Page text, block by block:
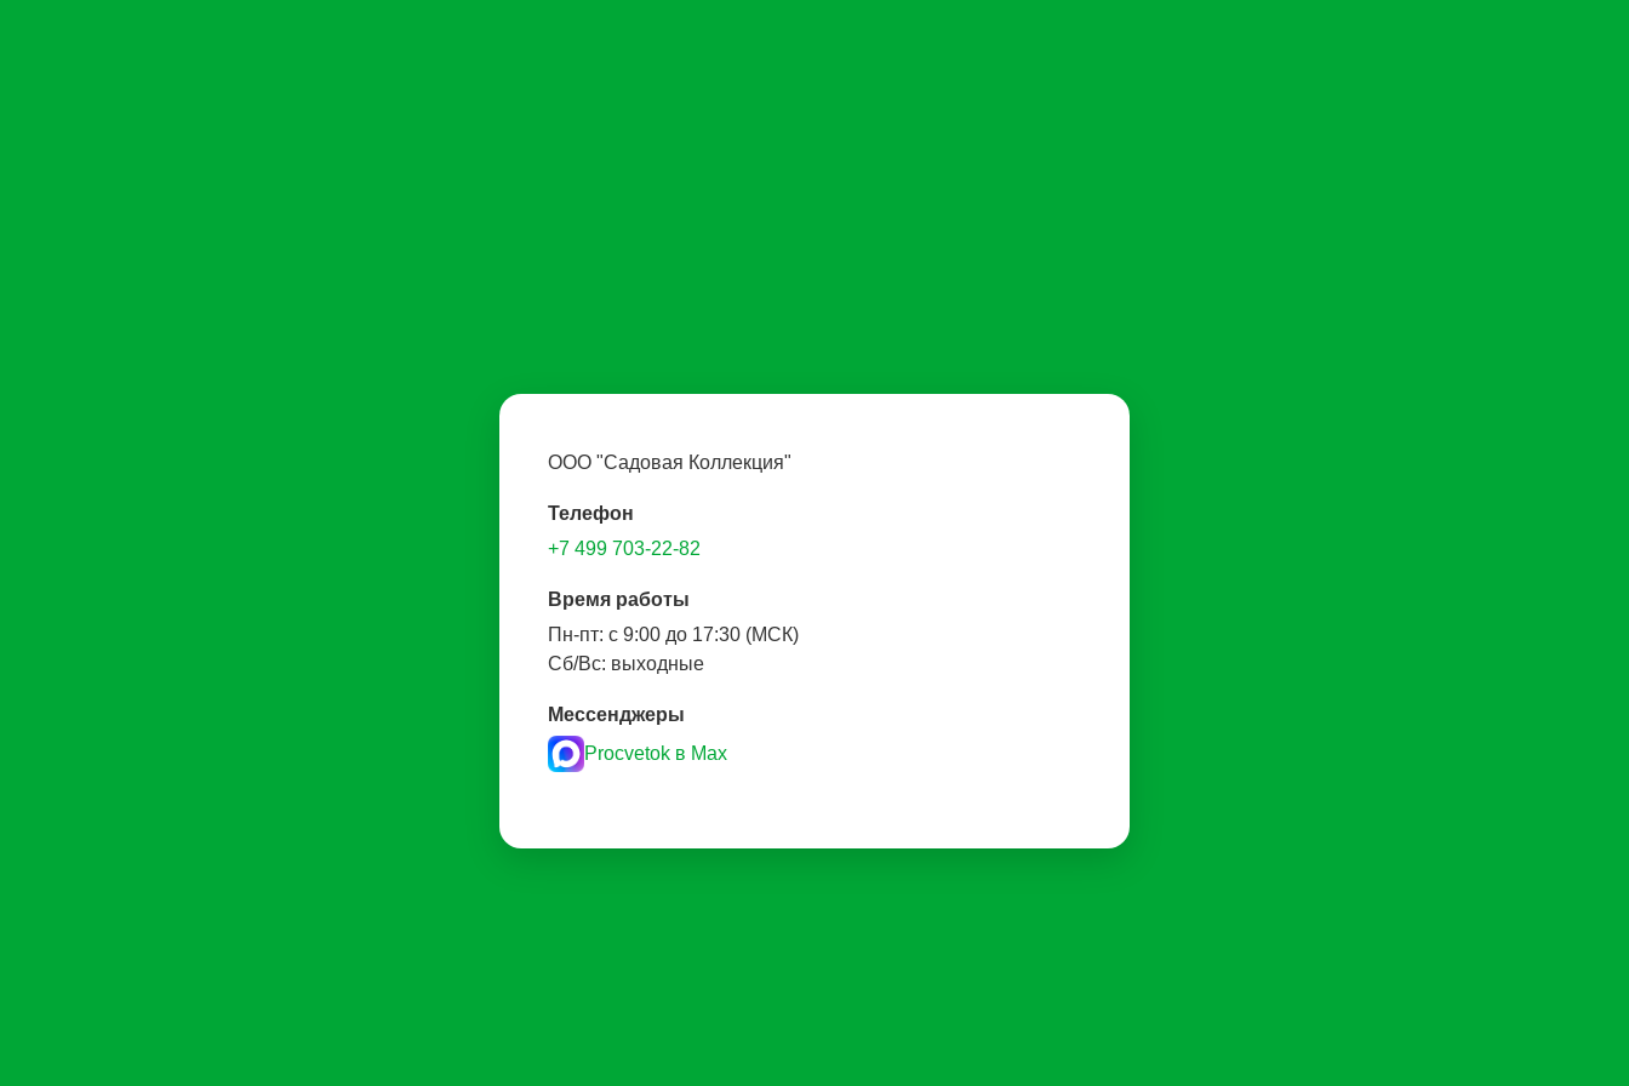
ООО "Садовая Коллекция"
Телефон
+7 499 703-22-82
Время работы
Пн-пт: с 9:00 до 17:30 (МСК)
Сб/Вс: выходные
Мессенджеры
Procvetok в Max